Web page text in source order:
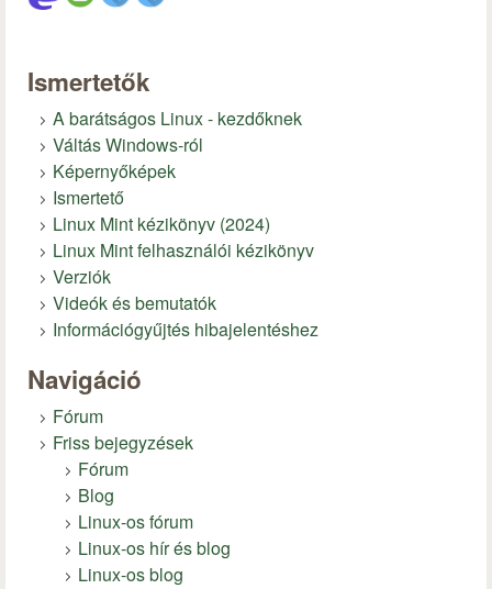
Ismertetők
A barátságos Linux - kezdőknek
Váltás Windows-ról
Képernyőképek
Ismertető
Linux Mint kézikönyv (2024)
Linux Mint felhasználói kézikönyv
Verziók
Videók és bemutatók
Információgyűjtés hibajelentéshez
Navigáció
Fórum
Friss bejegyzések
Fórum
Blog
Linux-os fórum
Linux-os hír és blog
Linux-os blog